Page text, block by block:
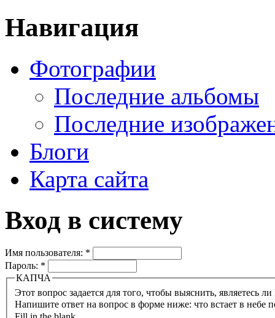
Навигация
Фотографии
Последние альбомы
Последние
Блоги
Карта сайта
Вход в систему
Имя пользователя: *
Пароль: *
КАПЧА
Напишите ответ на вопрос в форме ниже: что встает в небе